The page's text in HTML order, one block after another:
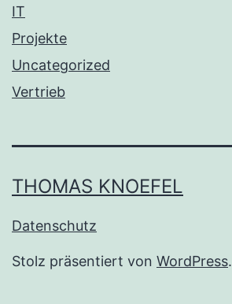
IT
Projekte
Uncategorized
Vertrieb
THOMAS KNOEFEL
Datenschutz
Stolz präsentiert von WordPress.